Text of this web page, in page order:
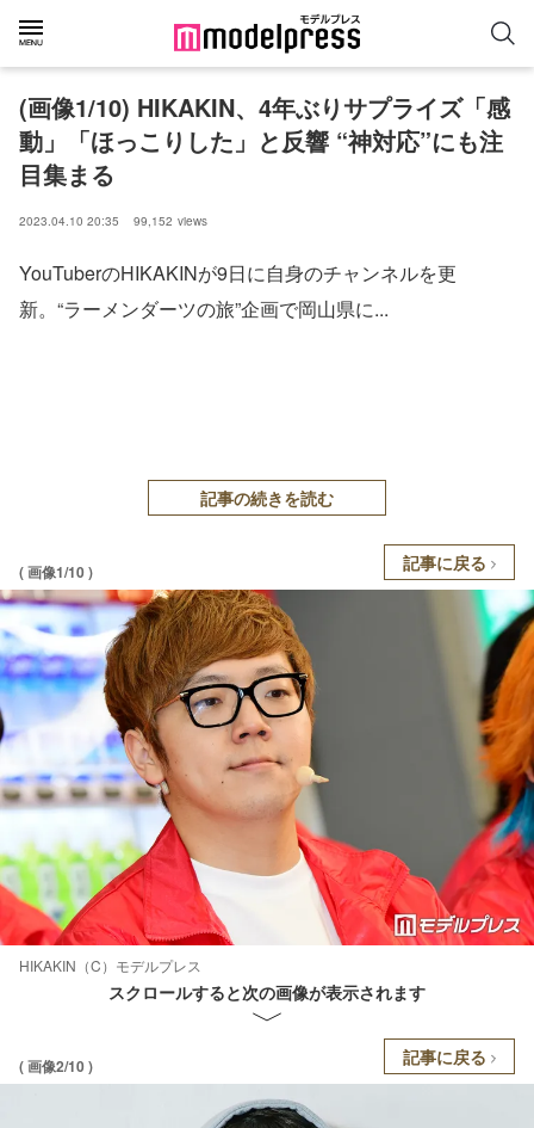
(画像1/10) HIKAKIN、4年ぶりサプライズ「感
動」「ほっこりした」と反響 “神対応”にも注
目集まる
2023.04.10 20:35 99,152 views
YouTuberのHIKAKINが9日に自身のチャンネルを更
新。“ラーメンダーツの旅”企画で岡山県に...
記事の続きを読む
( 画像1/10 ) 記事に戻る
HIKAKIN（C）モデルプレス
スクロールすると次の画像が表示されます
( 画像2/10 ) 記事に戻る